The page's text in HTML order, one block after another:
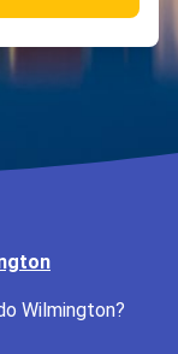
Wilmington?